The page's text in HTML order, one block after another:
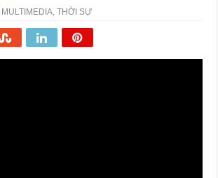
MULTIMEDIA ,THỜI SỰ